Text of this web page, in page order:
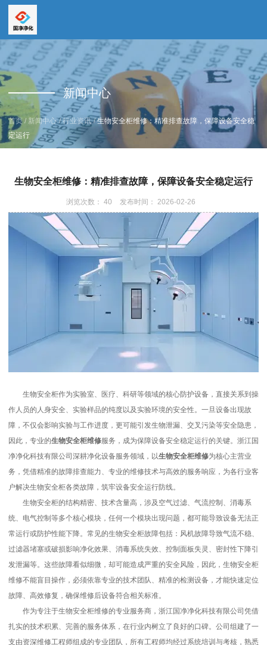
全国服务热线
19157616862
全国服务热线
15669159195新闻中心
首页 / 新闻中心 /行业资讯 /生物安全柜维修：精准排查故障，保障设备安全稳
定运行
生物安全柜维修：精准排查故障，保障设备安全稳定运行
浏览次数： 40 发布时间： 2026-02-26
生物安全柜作为实验室、医疗、科研等领域的核心防护设备，直接关系到操
作人员的人身安全、实验样品的纯度以及实验环境的安全性。一旦设备出现故
障，不仅会影响实验与工作进度，更可能引发生物泄漏、交叉污染等安全隐患，
因此，专业的生物安全柜维修服务，成为保障设备安全稳定运行的关键。浙江国
净净化科技有限公司深耕净化设备服务领域，以生物安全柜维修为核心主营业
务，凭借精准的故障排查能力、专业的维修技术与高效的服务响应，为各行业客
户解决生物安全柜各类故障，筑牢设备安全运行防线。
生物安全柜的结构精密、技术含量高，涉及空气过滤、气流控制、消毒系
统、电气控制等多个核心模块，任何一个模块出现问题，都可能导致设备无法正
常运行或防护性能下降。常见的生物安全柜故障包括：风机故障导致气流不稳、
过滤器堵塞或破损影响净化效果、消毒系统失效、控制面板失灵、密封性下降引
发泄漏等。这些故障看似细微，却可能造成严重的安全风险，因此，生物安全柜
维修不能盲目操作，必须依靠专业的技术团队、精准的检测设备，才能快速定位
故障、高效修复，确保维修后设备符合相关标准。
作为专注于生物安全柜维修的专业服务商，浙江国净净化科技有限公司凭借
扎实的技术积累、完善的服务体系，在行业内树立了良好的口碑。公司组建了一
支由资深维修工程师组成的专业团队，所有工程师均经过系统培训与考核，熟悉